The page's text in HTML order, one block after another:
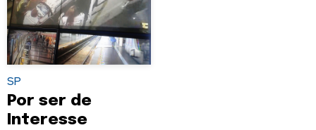
SP
Por ser de
Interesse